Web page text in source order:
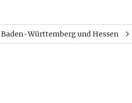
Baden-Württemberg und Hessen